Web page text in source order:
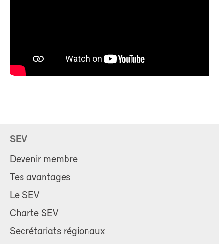
SEV
Devenir membre
Tes avantages
Le SEV
Charte SEV
Secrétariats régionaux